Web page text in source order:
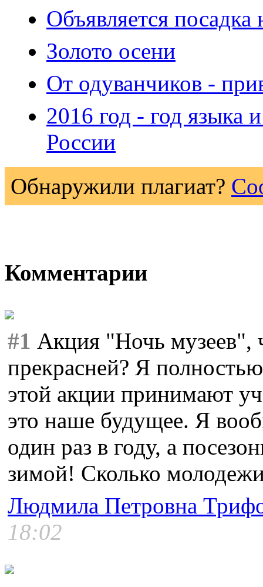
Объявляется
Золото осени
От одуванчиков -
2016 год - год языка
России
Обнаружили плагиат?
Комментарии
#1 Акция "Ночь музеев",
прекрасней? Я
этой акции принимают
это наше будущее. Я
один раз в году, а
зимой! Сколько
Людмила Петровна
18:02